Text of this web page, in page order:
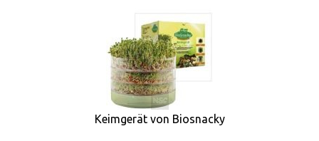
Keimgerät von Biosnacky